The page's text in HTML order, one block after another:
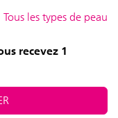
Tous les types de peau
recevez 1